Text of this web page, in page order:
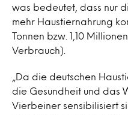
was bedeutet, dass nur
mehr Haustiernahrung
Tonnen bzw. 1,10
Verbrauch).
„Da die deutschen
die Gesundheit und das
Vierbeiner sensibilisiert